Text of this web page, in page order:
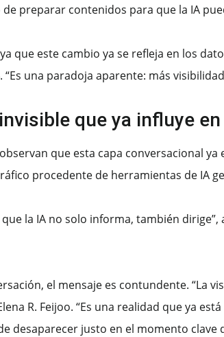
preparar contenidos para que la IA
que este cambio ya se refleja en los
. “Es una paradoja aparente: más
que ya influye
que esta capa conversacional
procedente de herramientas de IA
la IA no solo informa, también
el mensaje es contundente. “La
R. Feijoo. “Es una realidad que ya
desaparecer justo en el momento clave